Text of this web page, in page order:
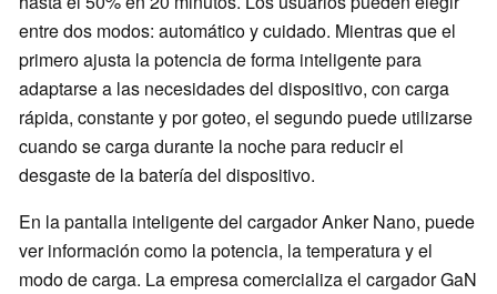
entre dos modos: automático y cuidado. Mientras que el
primero ajusta la potencia de forma inteligente para
adaptarse a las necesidades del dispositivo, con carga
rápida, constante y por goteo, el segundo puede utilizarse
cuando se carga durante la noche para reducir el
desgaste de la batería del dispositivo.
En la pantalla inteligente del cargador Anker Nano, puede
ver información como la potencia, la temperatura y el
modo de carga. La empresa comercializa el cargador GaN